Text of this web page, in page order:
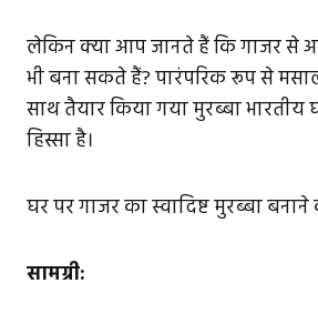
लेकिन क्या आप जानते हैं कि गाजर से
भी बना सकते हैं? पारंपरिक रूप से
साथ तैयार किया गया मुरब्बा
हिस्सा है।
घर पर गाजर का स्वादिष्ट मुरब्बा बनाने
सामग्री: